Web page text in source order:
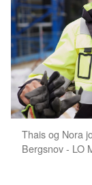
Thais og Nora
Bergsnov - LO